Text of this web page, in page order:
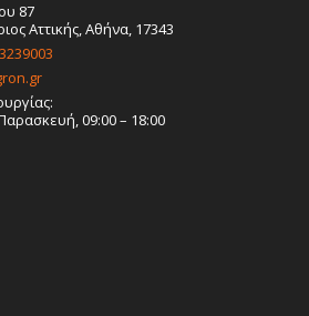
87
Αττικής, Αθήνα, 17343
09:00 – 18:00